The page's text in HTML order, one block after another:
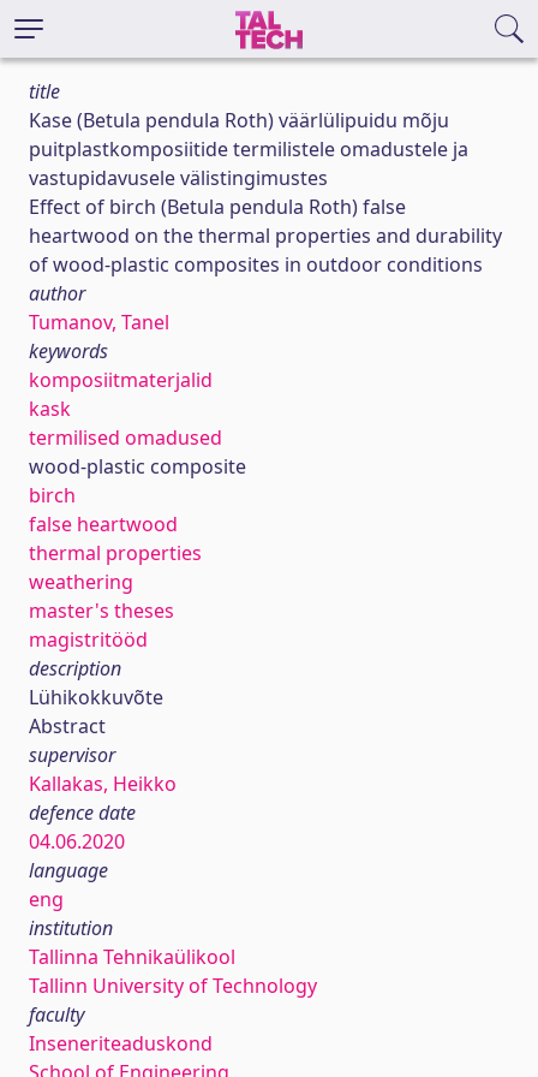
title
Kase (Betula pendula Roth) väärlülipuidu mõju
puitplastkomposiitide termilistele omadustele ja
vastupidavusele välistingimustes
Effect of birch (Betula pendula Roth) false
heartwood on the thermal properties and durability
of wood-plastic composites in outdoor conditions
author
Tumanov, Tanel
keywords
komposiitmaterjalid
kask
termilised omadused
wood-plastic composite
birch
false heartwood
thermal properties
weathering
master's theses
magistritööd
description
Lühikokkuvõte
Abstract
supervisor
Kallakas, Heikko
defence date
04.06.2020
language
eng
institution
Tallinna Tehnikaülikool
Tallinn University of Technology
faculty
Inseneriteaduskond